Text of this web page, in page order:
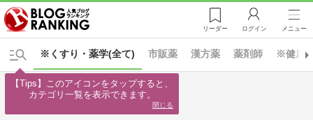
リーダー ログイン メニュー
※くすり・薬学(全て) ※健康
市販薬 漢方薬 薬剤師
【Tips】このアイコンをタップすると、
カテゴリ一覧を表示できます。
閉じる